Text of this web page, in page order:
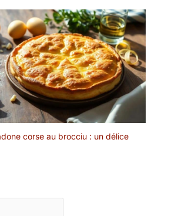
corse au brocciu : un délice